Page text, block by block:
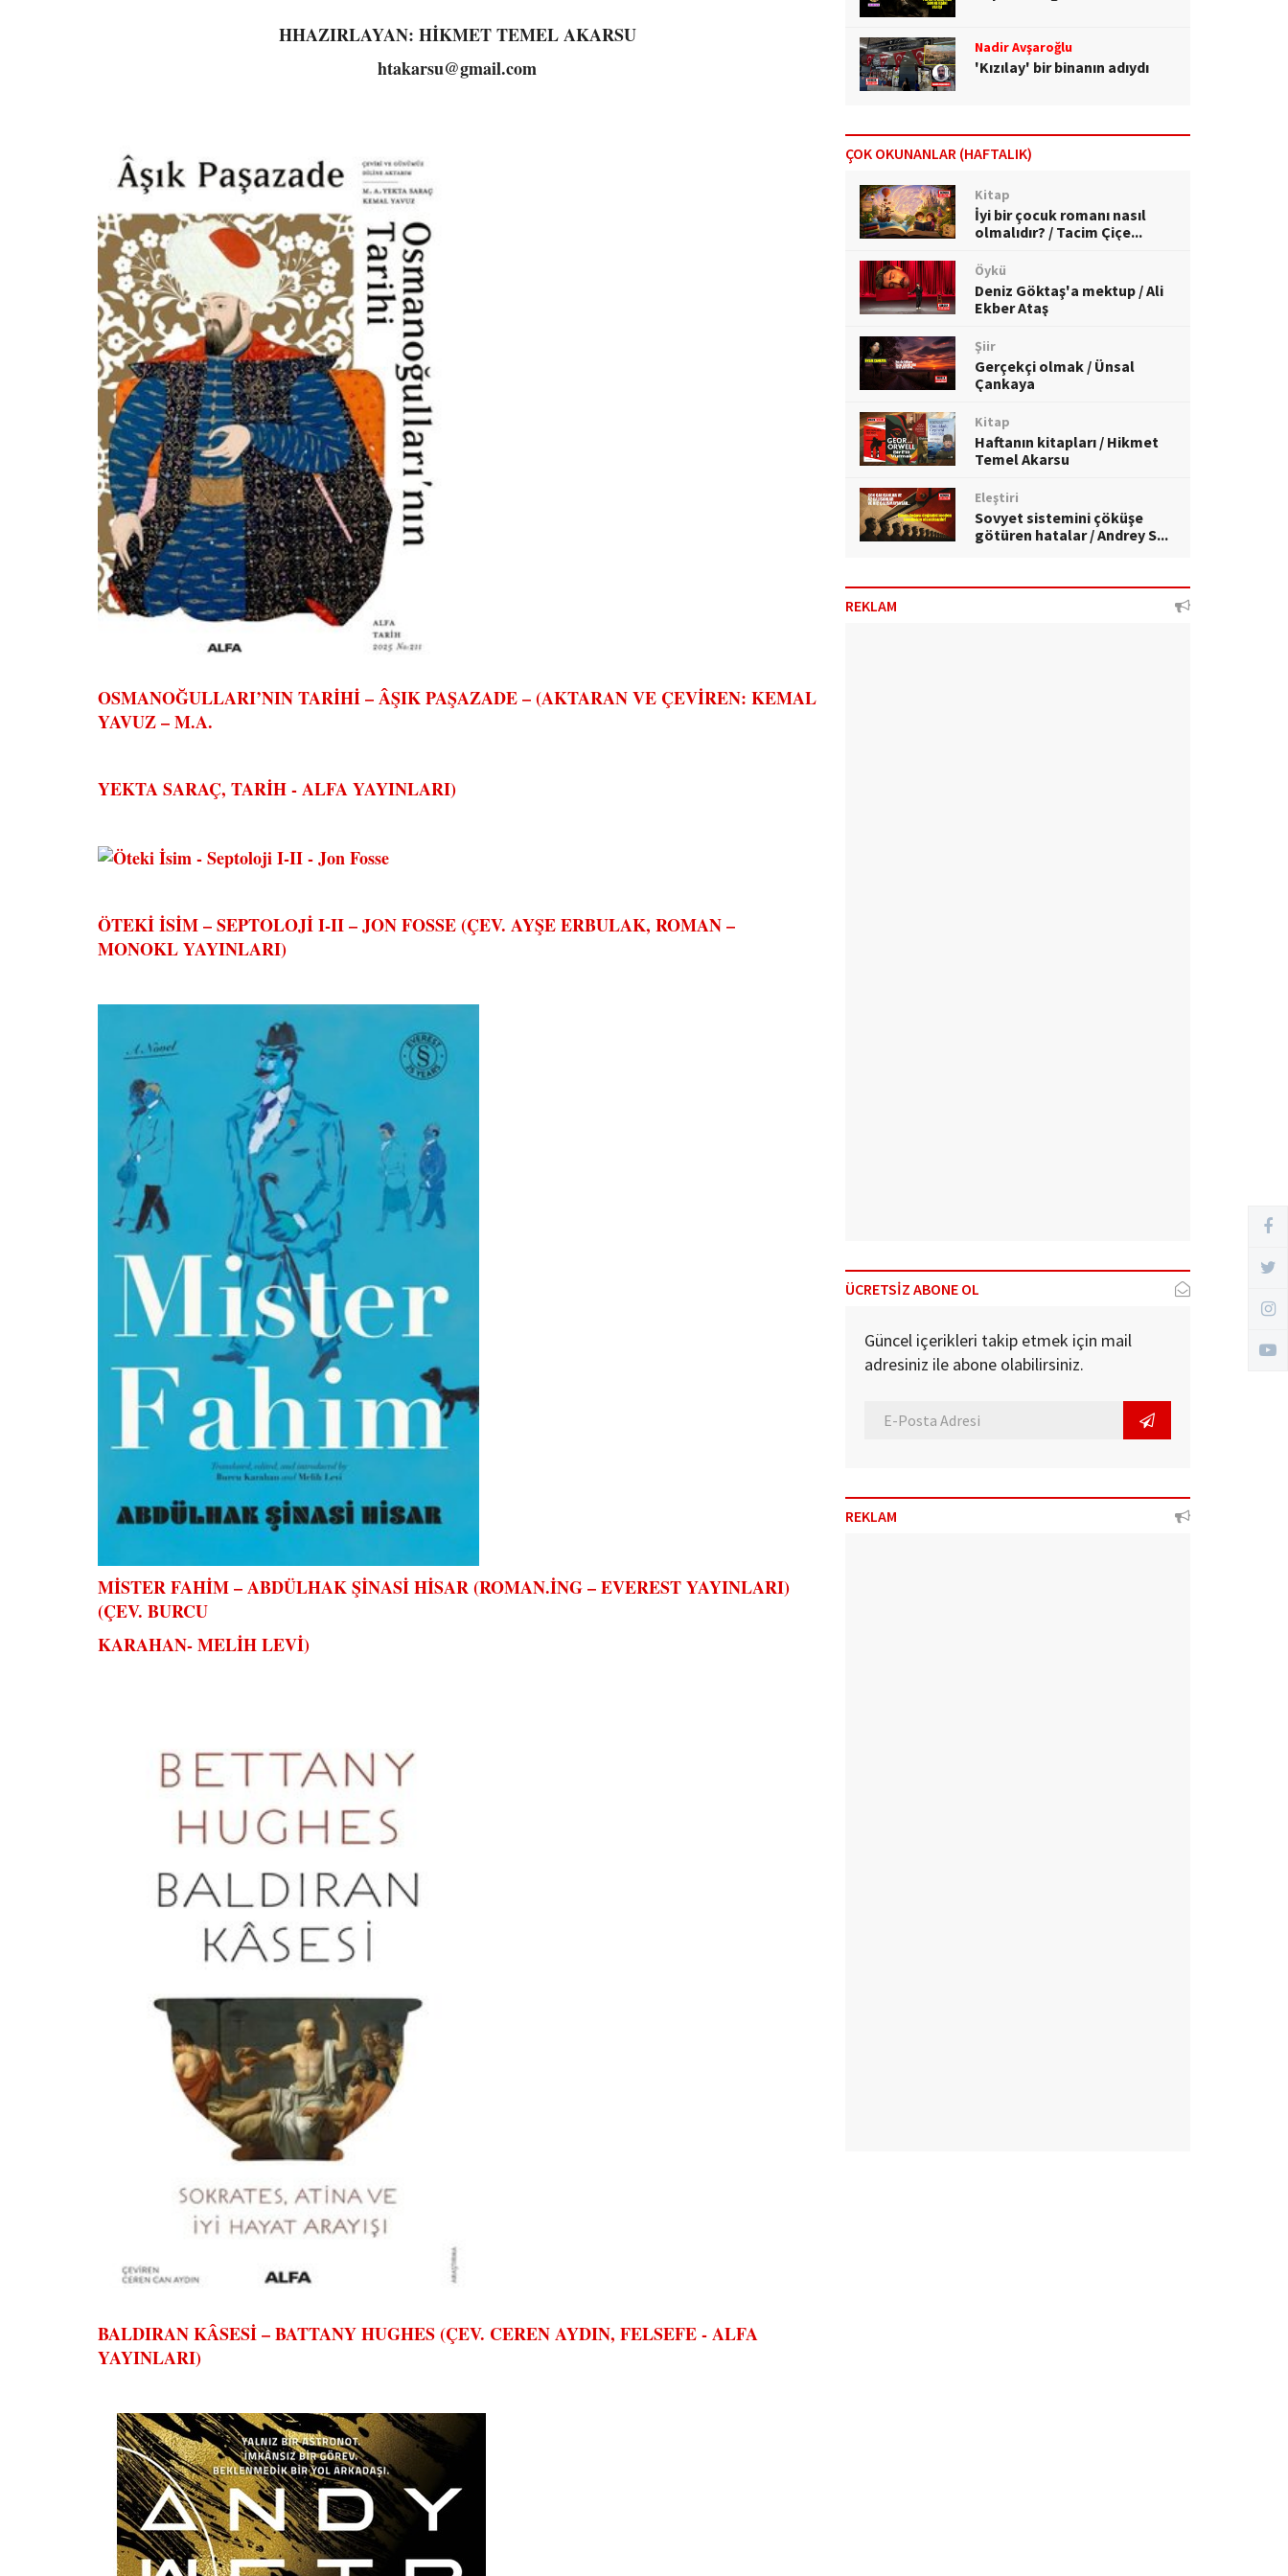
HHAZIRLAYAN: HİKMET TEMEL AKARSU
htakarsu@gmail.com
OSMANOĞULLARI’NIN TARİHİ – ÂŞIK PAŞAZADE – (AKTARAN VE ÇEVİREN: KEMAL
YAVUZ – M.A.
YEKTA SARAÇ, TARİH - ALFA YAYINLARI)
ÖTEKİ İSİM – SEPTOLOJİ I-II – JON FOSSE (ÇEV. AYŞE ERBULAK, ROMAN –
MONOKL YAYINLARI)
MİSTER FAHİM – ABDÜLHAK ŞİNASİ HİSAR (ROMAN.İNG – EVEREST YAYINLARI)
(ÇEV. BURCU
KARAHAN- MELİH LEVİ)
BALDIRAN KÂSESİ – BATTANY HUGHES (ÇEV. CEREN AYDIN, FELSEFE - ALFA
YAYINLARI)
Nadir Avşaroğlu
'Kızılay' bir binanın adıydı
ÇOK OKUNANLAR (HAFTALIK)
Kitap
İyi bir çocuk romanı nasıl
olmalıdır? / Tacim Çiçe...
Öykü
Deniz Göktaş'a mektup / Ali
Ekber Ataş
Şiir
Gerçekçi olmak / Ünsal
Çankaya
Kitap
Haftanın kitapları / Hikmet
Temel Akarsu
Eleştiri
Sovyet sistemini çöküşe
götüren hatalar / Andrey S...
REKLAM
ÜCRETSİZ ABONE OL
Güncel içerikleri takip etmek için mail
adresiniz ile abone olabilirsiniz.
REKLAM